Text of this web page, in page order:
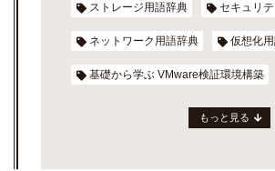
ストレージ用語辞典 セキュリ
ネットワーク用語辞典 仮想化
基礎から学ぶ VMware検証環境構築
もっと見る